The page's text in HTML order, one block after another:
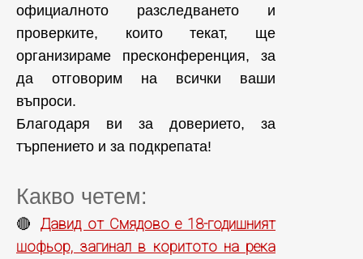
официалното разследването и
проверките, които текат, ще
организираме пресконференция, за
да отговорим на всички ваши
въпроси.
Благодаря ви за доверието, за
търпението и за подкрепата!
Какво четем:
🔴 Давид от Смядово е 18-годишният
шофьор, загинал в коритото на река